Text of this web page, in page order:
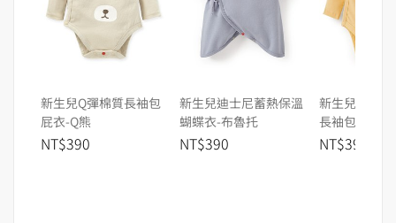
新生兒Q彈棉質長袖包
屁衣-Q熊
NT$390
新生兒迪士尼蓄熱保溫
蝴蝶衣-布魯托
NT$390
新生兒迪士
長袖包屁衣-
NT$390